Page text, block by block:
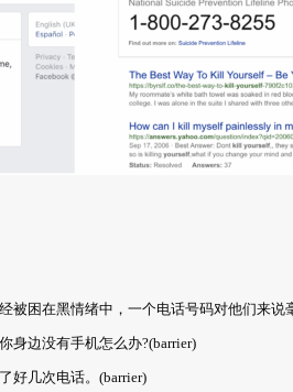
困在黑情绪中，一个电话号码对他们来说
边没有手机怎么办?(barrier)
好几次电话。(barrier)